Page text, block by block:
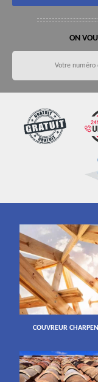
ON
COUVREUR